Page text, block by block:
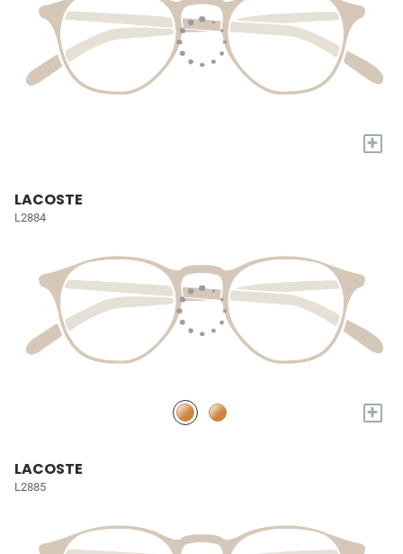
+
LACOSTE
L2884
+
LACOSTE
L2885